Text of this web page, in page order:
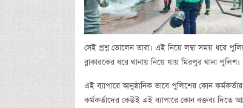
সেই প্রশ্ন তোলেন তারা। এই নিয়ে লম্বা সময় ধরে
ব্লাকারকের ধরে থানায় নিয়ে যায় মিরপুর থানা পুলিশ।
এই ব্যাপারে আনুষ্ঠানিক ভাবে পুলিশের কোন
কর্মকর্তাদের কেউই এই ব্যাপারে কোন বক্তব্য দিতে